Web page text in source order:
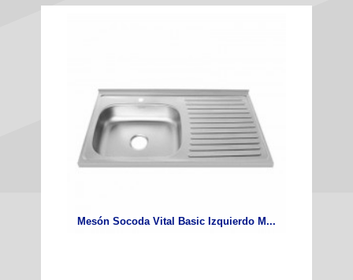
Mesón Socoda Vital Basic Izquierdo M...